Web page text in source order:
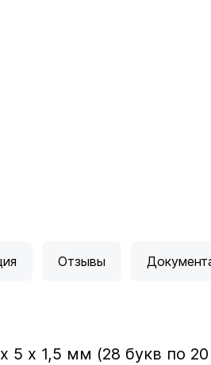
Отзывы
5 х 1,5 мм (28 букв по